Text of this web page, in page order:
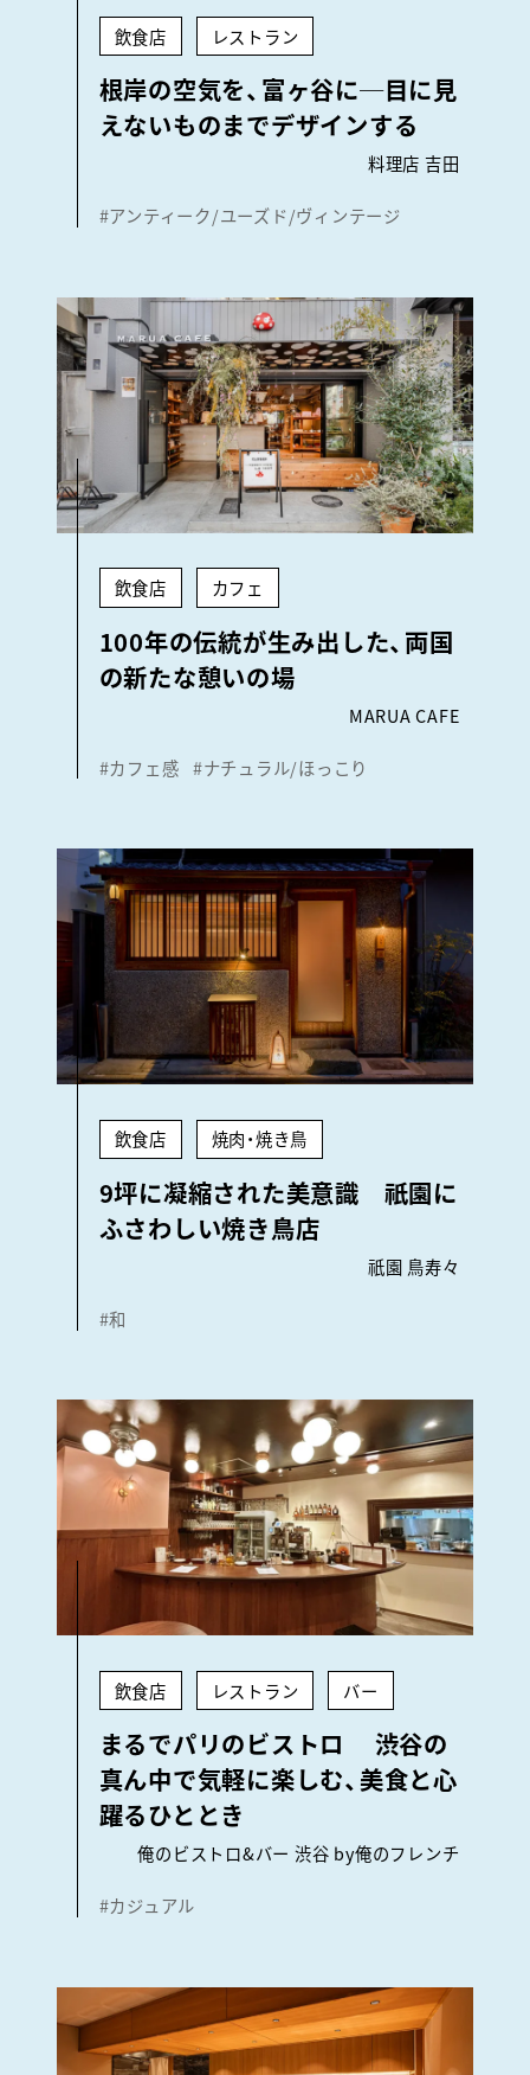
飲食店 レストラン
根岸の空気を、富ヶ谷に─目に見
えないものまでデザインする
料理店 吉田
#アンティーク/ユーズド/ヴィンテージ
飲食店 カフェ
100年の伝統が生み出した、両国
の新たな憩いの場
MARUA CAFE
#カフェ感 #ナチュラル/ほっこり
飲食店 焼肉・焼き鳥
9坪に凝縮された美意識 祇園に
ふさわしい焼き鳥店
祇園 鳥寿々
#和
飲食店 レストラン バー
まるでパリのビストロ 渋谷の
真ん中で気軽に楽しむ、美食と心
躍るひととき
俺のビストロ&バー 渋谷 by俺のフレンチ
#カジュアル